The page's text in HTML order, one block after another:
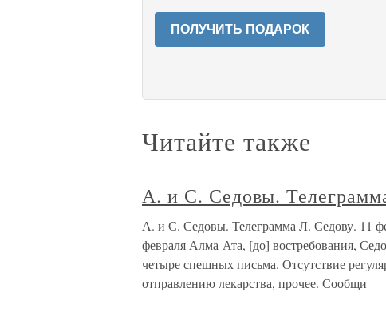
ПОЛУЧИТЬ ПОДАРОК
Читайте также
А. и С. Седовы.
А. и С. Седовы. Телеграмма Л. Седову.
февраля Алма-Ата, [до] востребования,
четыре спешных письма. Отсутствие
отправлению лекарства, прочее. Сообщи